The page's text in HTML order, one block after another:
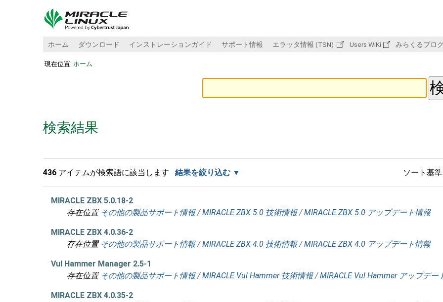
ホーム ダウンロード インストレーションガイド サポート情報 エラッタ情報 (TSN) Users WiKi みらくるブロ
現在位置: ホーム
検索結果
436 アイテムが検索語に該当します 結果を絞り込む ソート基準
MIRACLE ZBX 5.0.18-2
存在位置 その他の製品サポート情報 /MIRACLE ZBX 5.0 技術情報 /MIRACLE ZBX 5.0 アップデート情報
MIRACLE ZBX 4.0.36-2
存在位置 その他の製品サポート情報 /MIRACLE ZBX 4.0 技術情報 /MIRACLE ZBX 4.0 アップデート情報
Vul Hammer Manager 2.5-1
存在位置 その他の製品サポート情報 /MIRACLE Vul Hammer 技術情報 /MIRACLE Vul Hammer アップデー
MIRACLE ZBX 4.0.35-2